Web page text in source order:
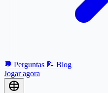
💬 Perguntas 📝 Blog
Jogar agora